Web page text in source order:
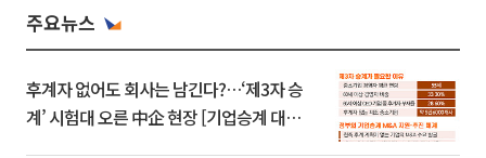
주요뉴스
후계자 없어도 회사는 남긴다?…‘제3자 승
계’ 시험대 오른 中企 현장 [기업승계 대전